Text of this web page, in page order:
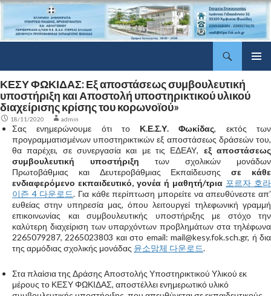
περιεχόμενο
ΚΕΣΥ ΦΩΚΙΔΑΣ: Εξ αποστάσεως συμβουλευτική
υποστήριξη και Αποστολή υποστηρικτικού υλικού
διαχείρισης κρίσης του κορωνοϊού»
18/11/2020 admin
Σας ενημερώνουμε ότι το Κ.Ε.Σ.Υ. Φωκίδας, εκτός των
προγραμματισμένων υποστηρικτικών εξ αποστάσεως δράσεών του,
θα παρέχει, σε συνεργασία και με τις ΕΔΕΑΥ, εξ αποστάσεως
συμβουλευτική υποστήριξη των σχολικών μονάδων
Πρωτοβάθμιας και Δευτεροβάθμιας Εκπαίδευσηςσε κάθε
ενδιαφερόμενο εκπαιδευτικό, γονέα ή μαθητή/τρια 포르자 호라
이즌 4 다운로드. Για κάθε περίπτωση μπορείτε να απευθύνεστε απ’
ευθείας στην υπηρεσία μας, όπου λειτουργεί τηλεφωνική γραμμή
επικοινωνίας και συμβουλευτικής υποστήριξης με στόχο την
καλύτερη διαχείριση των υπαρχόντων προβλημάτων στα τηλέφωνα
2265079287, 2265023803 και στο email: mail@kesy.fok.sch.gr, ή δια
της αρμόδιας σχολικής μονάδας 윤소망체 다운로드.
Στα πλαίσια της Δράσης Αποστολής Υποστηρικτικού Υλικού εκ
μέρους το ΚΕΣΥ ΦΩΚΙΔΑΣ, αποστέλλει ενημερωτικό υλικό